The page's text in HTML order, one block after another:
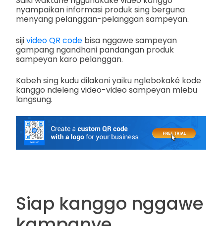
nyampaikan informasi produk sing berguna
menyang pelanggan-pelanggan sampeyan.
sijivideo QR code bisa nggawe sampeyan
gampang ngandhani pandangan produk
sampeyan karo pelanggan.
Kabeh sing kudu dilakoni yaiku nglebokaké kode
kanggo ndeleng video-video sampeyan mlebu
langsung.
Siap kanggo nggawe